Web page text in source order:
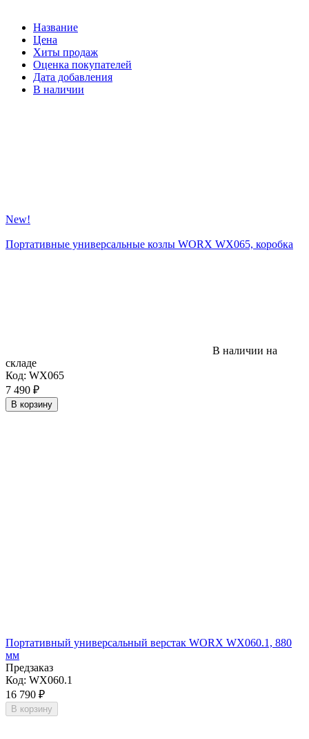
Название
Цена
Хиты продаж
Оценка покупателей
Дата добавления
В наличии
New!
Портативные универсальные козлы WORX WX065, коробка
В наличии на
складе
Код: WX065
7 490 ₽
В корзину
Портативный универсальный верстак WORX WX060.1, 880
мм
Предзаказ
Код: WX060.1
16 790 ₽
В корзину